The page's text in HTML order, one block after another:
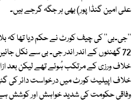
علی امین گنڈا پور) بھی ہر جگہ گرجے ہیں۔
''جی۔بی'' کی چیف کورٹ نے حکم دیا تھا کہ
72 گھنٹوں کے اندر اندر جی۔ بی سے نکل
خلاف ورزی کے مرتکب ہُوئے تھے لیکن بعد
خلاف اپیلیٹ کورٹ میں درخواست دائر کی
وفاقی حکومت کی شدید خواہش اور کوشش